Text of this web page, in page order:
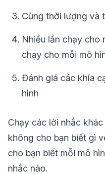
Cùng thời lượng và
Nhiều lần chạy cho
chạy cho mỗi mô
Đánh giá các khía
hình
Chạy các lời nhắc
không cho bạn biết gì
cho bạn biết mỗi mô
nhắc nào.